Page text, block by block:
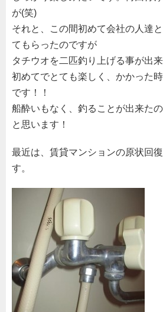
が(笑)
それと、この間初めて会社の人達
てもらったのですが
タチウオを二匹釣り上げる事が出来
初めてでとても楽しく、かかった
です！！
船酔いもなく、釣ることが出来た
と思います！
最近は、賃貸マンションの原状回
す。